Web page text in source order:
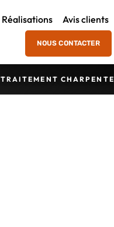
Réalisations Avis clients
NOUS CONTACTER
TRAITEMENT CHARPENTE